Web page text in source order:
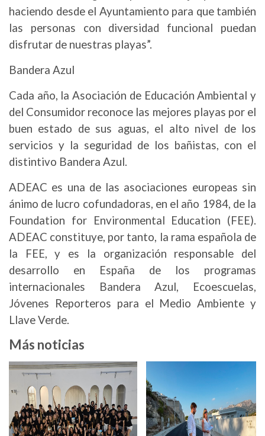
haciendo desde el Ayuntamiento para que también
las personas con diversidad funcional puedan
disfrutar de nuestras playas”.
Bandera Azul
Cada año, la Asociación de Educación Ambiental y
del Consumidor reconoce las mejores playas por el
buen estado de sus aguas, el alto nivel de los
servicios y la seguridad de los bañistas, con el
distintivo Bandera Azul.
ADEAC es una de las asociaciones europeas sin
ánimo de lucro cofundadoras, en el año 1984, de la
Foundation for Environmental Education (FEE).
ADEAC constituye, por tanto, la rama española de
la FEE, y es la organización responsable del
desarrollo en España de los programas
internacionales Bandera Azul, Ecoescuelas,
Jóvenes Reporteros para el Medio Ambiente y
Llave Verde.
Más noticias